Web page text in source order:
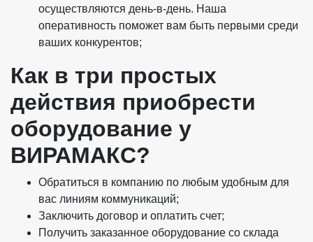
осуществляются день-в-день. Наша
оперативность поможет вам быть первыми среди
ваших конкурентов;
Как в три простых
действия приобрести
оборудование у
ВИРАМАКС?
Обратиться в компанию по любым удобным для
вас линиям коммуникаций;
Заключить договор и оплатить счет;
Получить заказанное оборудование со склада